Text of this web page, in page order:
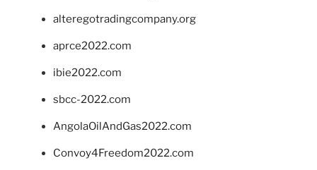
alteregotradingcompany.org
aprce2022.com
ibie2022.com
sbcc-2022.com
AngolaOilAndGas2022.com
Convoy4Freedom2022.com